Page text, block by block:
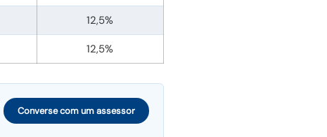
12,5%
12,5%
Converse com um assessor